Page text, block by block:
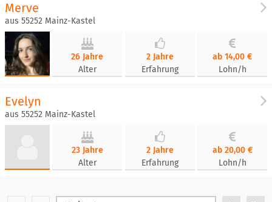
Merve
aus 55252 Mainz-Kastel
26 Jahre
Alter
2 Jahre
Erfahrung
ab 14,00 €
Lohn/h
Evelyn
aus 55252 Mainz-Kastel
23 Jahre
Alter
2 Jahre
Erfahrung
ab 20,00 €
Lohn/h